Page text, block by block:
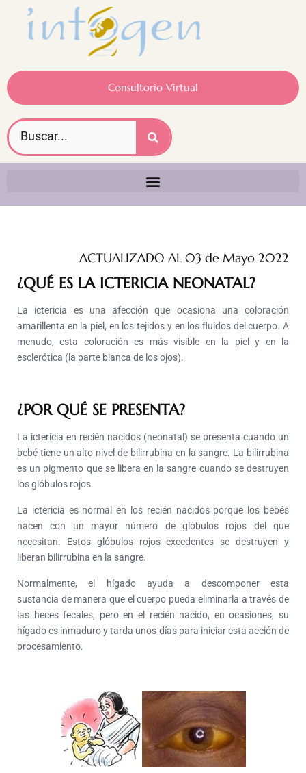
Consultorio Virtual
ACTUALIZADO AL 03 de Mayo 2022
¿QUÉ ES LA ICTERICIA NEONATAL?
La ictericia es una afección que ocasiona una coloración
amarillenta en la piel, en los tejidos y en los fluidos del cuerpo. A
menudo, esta coloración es más visible en la piel y en la
esclerótica (la parte blanca de los ojos).
¿POR QUÉ SE PRESENTA?
La ictericia en recién nacidos (neonatal) se presenta cuando un
bebé tiene un alto nivel de bilirrubina en la sangre. La bilirrubina
es un pigmento que se libera en la sangre cuando se destruyen
los glóbulos rojos.
La ictericia es normal en los recién nacidos porque los bebés
nacen con un mayor número de glóbulos rojos del que
necesitan. Estos glóbulos rojos excedentes se destruyen y
liberan bilirrubina en la sangre.
Normalmente, el hígado ayuda a descomponer esta
sustancia de manera que el cuerpo pueda eliminarla a través de
las heces fecales, pero en el recién nacido, en ocasiones, su
hígado es inmaduro y tarda unos días para iniciar esta acción de
procesamiento.